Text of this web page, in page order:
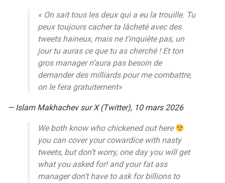
« On sait tous les deux qui a eu la trouille. Tu
peux toujours cacher ta lâcheté avec des
tweets haineux, mais ne t’inquiète pas, un
jour tu auras ce que tu as cherché ! Et ton
gros manager n’aura pas besoin de
demander des milliards pour me combattre,
on le fera gratuitement»
— Islam Makhachev sur X (Twitter), 10 mars 2026
We both know who chickened out here
you can cover your cowardice with nasty
tweets, but don’t worry, one day you will get
what you asked for! and your fat ass
manager don’t have to ask for billions to